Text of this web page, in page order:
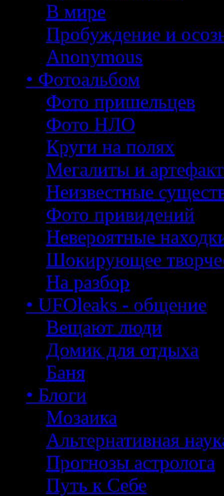
В мире
Пробуждение и
Anonymous
• Фотоальбом
Фото пришельцев
Фото НЛО
Круги на полях
Мегалиты и
Неизвестные
Фото привидений
Невероятные
Шокирующее
На разбор
• UFOleaks - общение
Вещают люди
Домик для отдыха
Баня
• Блоги
Мозаика
Альтернативная
Прогнозы астролога
Путь к Себе